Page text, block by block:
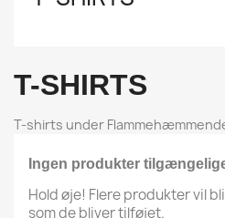
T-SHIRTS
T-shirts under
Ingen produkter
Hold øje! Flere produkter vil
som de bliver tilføjet.